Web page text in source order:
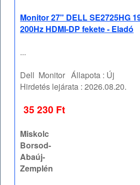
Monitor 27" DELL SE2725HG
200Hz HDMI-DP fekete - Eladó
...
Dell Monitor Állapota : Új
Hirdetés lejárata :2026.08.20.
35 230 Ft
Miskolc
Borsod-
Abaúj-
Zemplén